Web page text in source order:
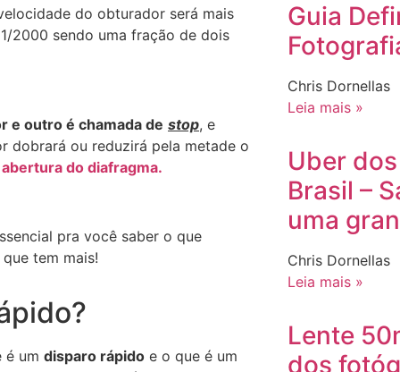
do obturador será mais
2000 sendo uma fração de dois
e outro é chamada de stop, e
dobrará ou reduzirá pela metade o
abertura do diafragma.
pra você saber o que
tem mais!
é um disparo rápido e o que é um
Guia
Chris Dornellas
Leia mais »
Uber
Brasil –
uma
Chris Dornellas
Leia mais »
Lente
dos